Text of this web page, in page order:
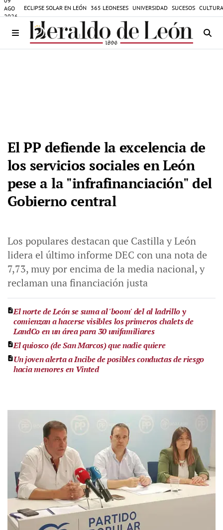
AGO
2026
ECLIPSE SOLAR EN LEÓN 365 LEONESES UNIVERSIDAD SUCESOS
El PP defiende la excelencia de
los servicios sociales en León
pese a la "infrafinanciación" del
Gobierno central
Los populares destacan que Castilla y León
lidera el último informe DEC con una nota de
7,73, muy por encima de la media nacional, y
reclaman una financiación justa
El norte de León se suma al 'boom' del al ladrillo y
comienzan a hacerse visibles los primeros chalets de
LandCo en un área para 30 unifamiliares
El quiosco (de San Marcos) que nadie quiere
Un joven alerta a Incibe de posibles conductas de riesgo
hacia menores en Vinted